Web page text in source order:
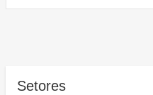
Setores